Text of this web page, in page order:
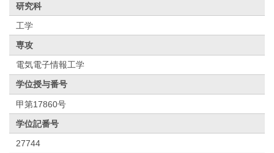
研究科
工学
専攻
電気電子情報工学
学位授与番号
甲第17860号
学位記番号
27744